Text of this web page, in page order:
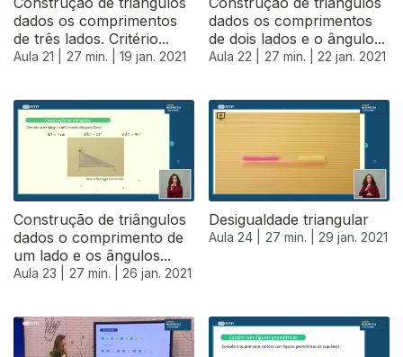
dados os comprimentos
de três lados. Critério...
Aula 21 | 27 min. | 19 jan. 2021
dados os comprimentos
de dois lados e o ângulo...
Aula 22 | 27 min. | 22 jan. 2021
Construção de triângulos
dados o comprimento de
um lado e os ângulos...
Aula 23 | 27 min. | 26 jan. 2021
Desigualdade triangular
Aula 24 | 27 min. | 29 jan. 2021
520896